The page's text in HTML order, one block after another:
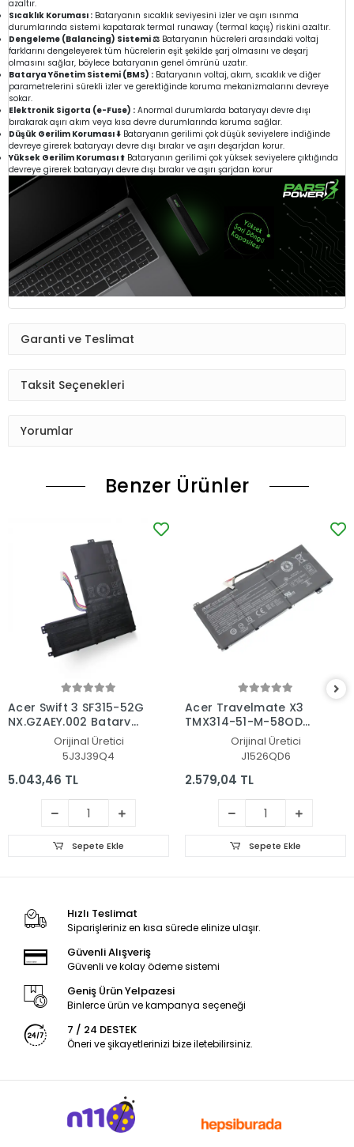
azaltır.
Sıcaklık Koruması : Bataryanın sıcaklık seviyesini izler ve aşırı ısınma
durumlarında sistemi kapatarak termal runaway (termal kaçış) riskini azaltır.
Dengeleme (Balancing) Sistemi ⚖️ Bataryanın hücreleri arasındaki voltaj
farklarını dengeleyerek tüm hücrelerin eşit şekilde şarj olmasını ve deşarj
olmasını sağlar, böylece bataryanın genel ömrünü uzatır.
Batarya Yönetim Sistemi (BMS) : Bataryanın voltaj, akım, sıcaklık ve diğer
parametrelerini sürekli izler ve gerektiğinde koruma mekanizmalarını devreye
sokar.
Elektronik Sigorta (e-Fuse) : Anormal durumlarda bataryayı devre dışı
bırakarak aşırı akım veya kısa devre durumlarında koruma sağlar.
Düşük Gerilim Koruması ⬇️ Bataryanın gerilimi çok düşük seviyelere indiğinde
devreye girerek bataryayı devre dışı bırakır ve aşırı deşarjdan korur.
Yüksek Gerilim Koruması ⬆️ Bataryanın gerilimi çok yüksek seviyelere çıktığında
devreye girerek bataryayı devre dışı bırakır ve aşırı şarjdan korur
Garanti ve Teslimat
Taksit Seçenekleri
Yorumlar
Benzer Ürünler
Acer Swift 3 SF315-52G
NX.GZAEY.002 Batarya
Orijinal Üretici
5J3J39Q4
5.043,46 TL
Sepete Ekle
Acer Travelmate X3
TMX314-51-M-58QD
NX.VJVEG.001 Batarya
Orijinal Üretici
J1526QD6
2.579,04 TL
Sepete Ekle
Hızlı Teslimat
Siparişleriniz en kısa sürede elinize ulaşır.
Güvenli Alışveriş
Güvenli ve kolay ödeme sistemi
Geniş Ürün Yelpazesi
Binlerce ürün ve kampanya seçeneği
7 / 24 DESTEK
Öneri ve şikayetlerinizi bize iletebilirsiniz.